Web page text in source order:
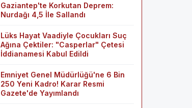
Gaziantep'te Korkutan Deprem:
Nurdağı 4,5 İle Sallandı
Lüks Hayat Vaadiyle Çocukları Suç
Ağına Çektiler: "Casperlar" Çetesi
İddianamesi Kabul Edildi
Emniyet Genel Müdürlüğü'ne 6 Bin
250 Yeni Kadro! Karar Resmi
Gazete'de Yayımlandı